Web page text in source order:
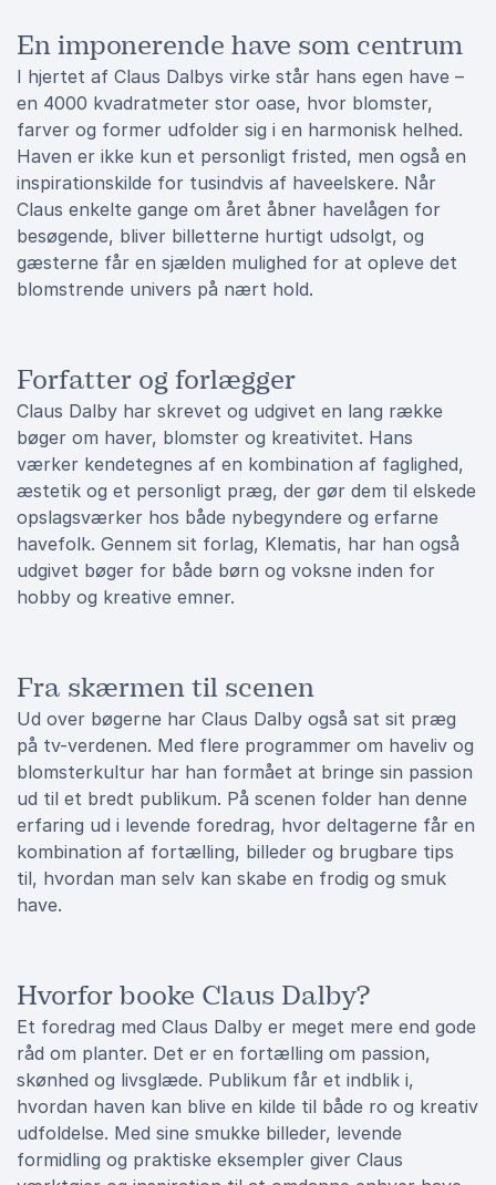
En imponerende have som centrum
I hjertet af Claus Dalbys virke står hans egen have –
en 4000 kvadratmeter stor oase, hvor blomster,
farver og former udfolder sig i en harmonisk helhed.
Haven er ikke kun et personligt fristed, men også en
inspirationskilde for tusindvis af haveelskere. Når
Claus enkelte gange om året åbner havelågen for
besøgende, bliver billetterne hurtigt udsolgt, og
gæsterne får en sjælden mulighed for at opleve det
blomstrende univers på nært hold.
Forfatter og forlægger
Claus Dalby har skrevet og udgivet en lang række
bøger om haver, blomster og kreativitet. Hans
værker kendetegnes af en kombination af faglighed,
æstetik og et personligt præg, der gør dem til elskede
opslagsværker hos både nybegyndere og erfarne
havefolk. Gennem sit forlag, Klematis, har han også
udgivet bøger for både børn og voksne inden for
hobby og kreative emner.
Fra skærmen til scenen
Ud over bøgerne har Claus Dalby også sat sit præg
på tv-verdenen. Med flere programmer om haveliv og
blomsterkultur har han formået at bringe sin passion
ud til et bredt publikum. På scenen folder han denne
erfaring ud i levende foredrag, hvor deltagerne får en
kombination af fortælling, billeder og brugbare tips
til, hvordan man selv kan skabe en frodig og smuk
have.
Hvorfor booke Claus Dalby?
Et foredrag med Claus Dalby er meget mere end gode
råd om planter. Det er en fortælling om passion,
skønhed og livsglæde. Publikum får et indblik i,
hvordan haven kan blive en kilde til både ro og kreativ
udfoldelse. Med sine smukke billeder, levende
formidling og praktiske eksempler giver Claus